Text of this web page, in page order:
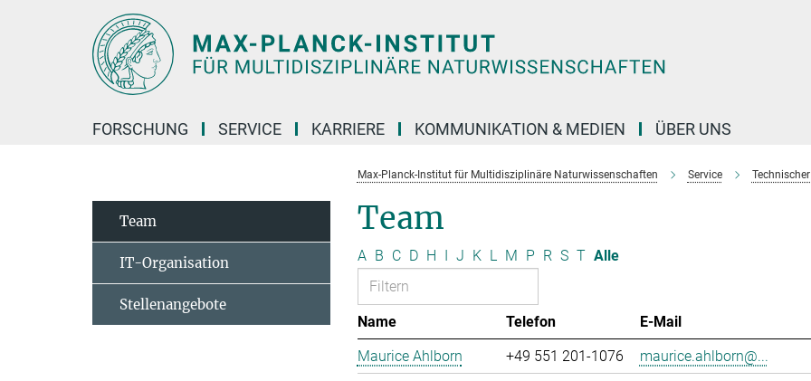
FORSCHUNG SERVICE KARRIERE KOMMUNIKATION & MEDIEN ÜBER UNS
Max-Planck-Institut für Multidisziplinäre Naturwissenschaften Service
Team
A B C D H I J K L M P R S T Alle
Name Telefon
E-Mail
Maurice Ahlborn
+49 551 201-1076
maurice.ahlborn@...
Team
IT-Organisation
Stellenangebote